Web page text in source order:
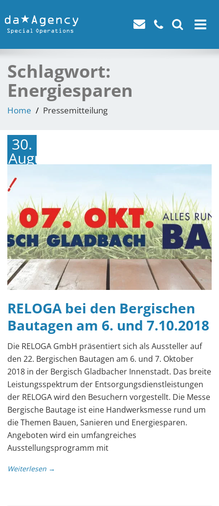
Toggle
Schlagwort:
Energiesparen
Home Pressemitteilung
30.
August
2018
RELOGA bei den Bergischen
Bautagen am 6. und 7.10.2018
Die RELOGA GmbH präsentiert sich als Aussteller auf
den 22. Bergischen Bautagen am 6. und 7. Oktober
2018 in der Bergisch Gladbacher Innenstadt. Das breite
Leistungsspektrum der Entsorgungsdienstleistungen
der RELOGA wird den Besuchern vorgestellt. Die Messe
Bergische Bautage ist eine Handwerksmesse rund um
die Themen Bauen, Sanieren und Energiesparen.
Angeboten wird ein umfangreiches
Ausstellungsprogramm mit
Weiterlesen →